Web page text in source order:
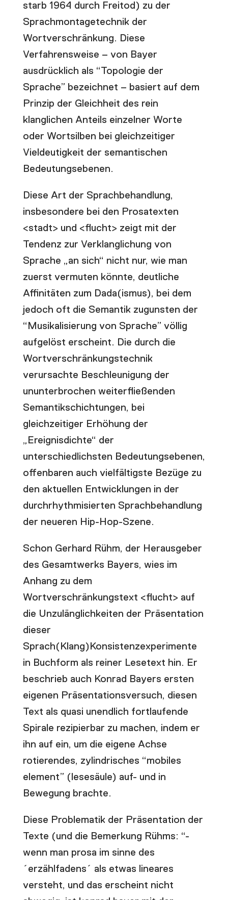
starb 1964 durch Freitod) zu der
Sprachmontagetechnik der
Wortverschränkung. Diese
Verfahrensweise – von Bayer
ausdrücklich als “Topologie der
Sprache” bezeichnet – basiert auf dem
Prinzip der Gleichheit des rein
klanglichen Anteils einzelner Worte
oder Wortsilben bei gleichzeitiger
Vieldeutigkeit der semantischen
Bedeutungsebenen.
Diese Art der Sprachbehandlung,
insbesondere bei den Prosatexten
<stadt> und <flucht> zeigt mit der
Tendenz zur Verklanglichung von
Sprache „an sich“ nicht nur, wie man
zuerst vermuten könnte, deutliche
Affinitäten zum Dada(ismus), bei dem
jedoch oft die Semantik zugunsten der
“Musikalisierung von Sprache” völlig
aufgelöst erscheint. Die durch die
Wortverschränkungstechnik
verursachte Beschleunigung der
ununterbrochen weiterfließenden
Semantikschichtungen, bei
gleichzeitiger Erhöhung der
„Ereignisdichte“ der
unterschiedlichsten Bedeutungsebenen,
offenbaren auch vielfältigste Bezüge zu
den aktuellen Entwicklungen in der
durchrhythmisierten Sprachbehandlung
der neueren Hip-Hop-Szene.
Schon Gerhard Rühm, der Herausgeber
des Gesamtwerks Bayers, wies im
Anhang zu dem
Wortverschränkungstext <flucht> auf
die Unzulänglichkeiten der Präsentation
dieser
Sprach(Klang)Konsistenzexperimente
in Buchform als reiner Lesetext hin. Er
beschrieb auch Konrad Bayers ersten
eigenen Präsentationsversuch, diesen
Text als quasi unendlich fortlaufende
Spirale rezipierbar zu machen, indem er
ihn auf ein, um die eigene Achse
rotierendes, zylindrisches “mobiles
element” (lesesäule) auf- und in
Bewegung brachte.
Diese Problematik der Präsentation der
Texte (und die Bemerkung Rühms: “-
wenn man prosa im sinne des
´erzählfadens´ als etwas lineares
versteht, und das erscheint nicht